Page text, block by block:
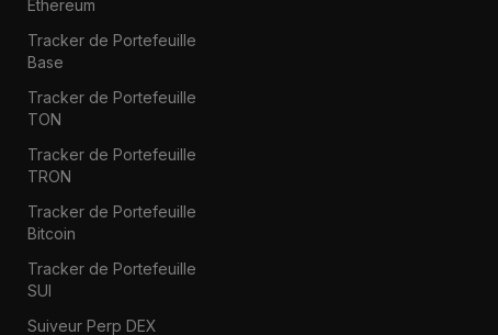
Ethereum
Tracker de Portefeuille
Base
Tracker de Portefeuille
TON
Tracker de Portefeuille
TRON
Tracker de Portefeuille
Bitcoin
Tracker de Portefeuille
SUI
Suiveur Perp DEX